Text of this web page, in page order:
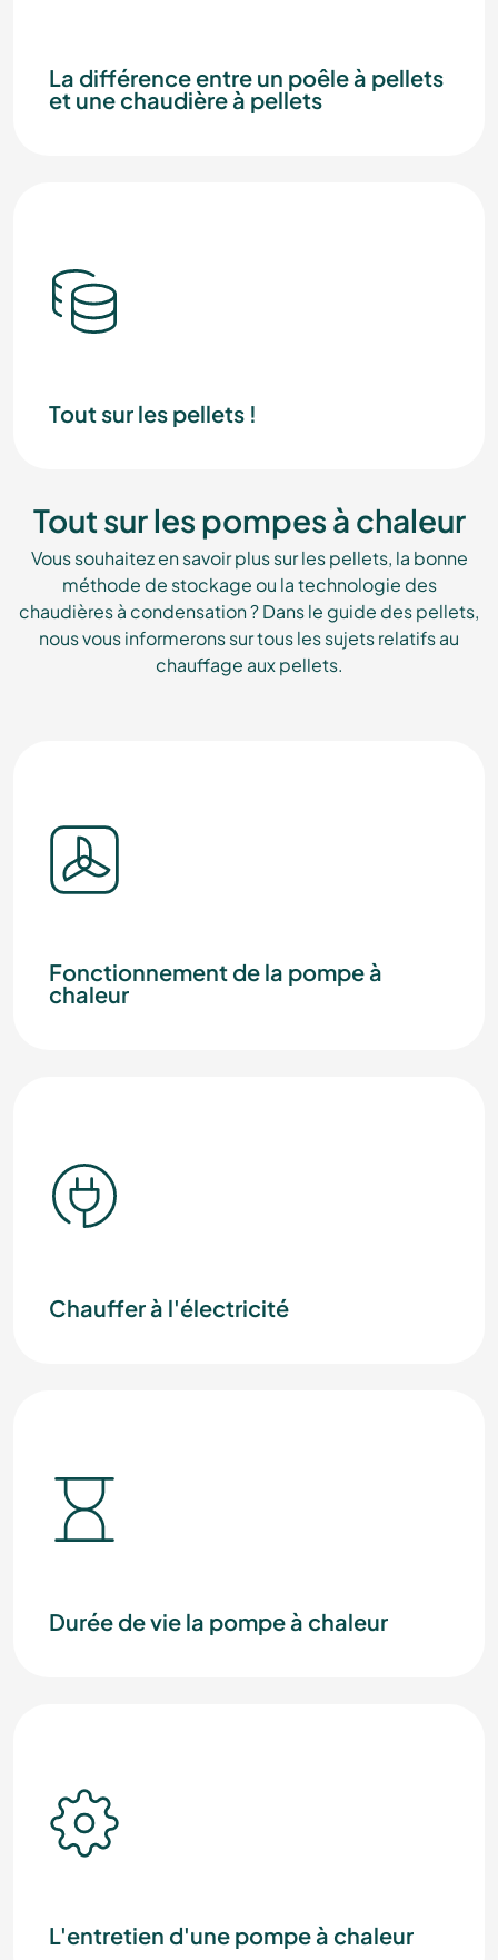
La différence entre un poêle à pellets
et une chaudière à pellets
Tout sur les pellets !
Tout sur les pompes à chaleur
Vous souhaitez en savoir plus sur les pellets, la bonne
méthode de stockage ou la technologie des
chaudières à condensation ? Dans le guide des pellets,
nous vous informerons sur tous les sujets relatifs au
chauffage aux pellets.
Fonctionnement de la pompe à
chaleur
Chauffer à l'électricité
Durée de vie la pompe à chaleur
L'entretien d'une pompe à chaleur